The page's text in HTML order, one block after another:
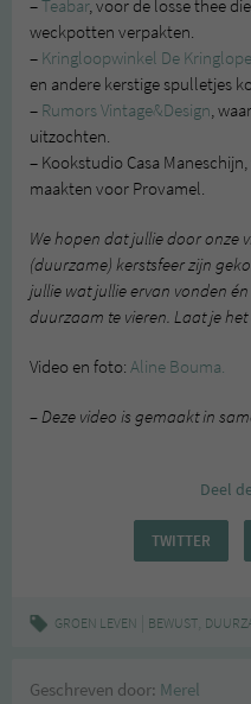
–Teabar, voor de losse thee
weckpotten verpakten.
– Kringloopwinkel De
en andere kerstige spulletjes
– Rumors Vintage&Design,
uitzochten.
– Kookstudio Casa
maakten voor Provamel.
We hopen dat jullie door onze
(duurzame) kerstsfeer zijn
jullie wat jullie ervan vonden
duurzaam te vieren. Laat je
Video en foto: Aline Bouma.
– Deze video is gemaakt in
Deel
TWITTER
GROEN LEVEN BEWUST,
Geschreven door: Merel